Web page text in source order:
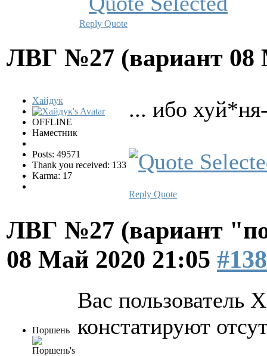
Reply Quote
ЛВГ №27 (вариант 08
Хайдук
OFFLINE
Наместник
Posts: 49571
Thank you received: 133
Karma: 17
... ибо
Reply Quote
ЛВГ №27 (вариант
08 Май 2020 21:05
Поршень
Вас пользователь
констатируют